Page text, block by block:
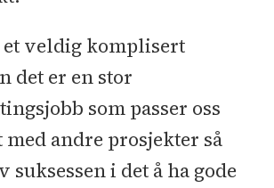
et veldig komplisert
det er en stor
som passer oss
andre prosjekter så
suksessen i det å ha gode